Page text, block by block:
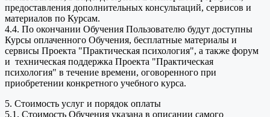
предоставления дополнительных консультаций, сервисов и
материалов по Курсам.
4.4. По окончании Обучения Пользователю будут доступны
Курсы оплаченного Обучения, бесплатные материалы и
сервисы Проекта "Практическая психология", а также форум
и техническая поддержка Проекта "Практическая
психология" в течение времени, оговоренного при
приобретении конкретного учебного курса.
5. Стоимость услуг и порядок оплаты
5.1. Стоимость Обучения указана в описании самого